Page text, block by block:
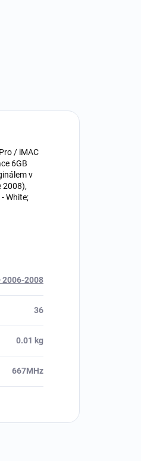
/ iMAC
6GB
v
2008),
White;
2006-2008
36
0.01 kg
667MHz